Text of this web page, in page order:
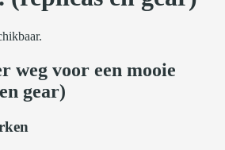
weg voor een mooie
gear)